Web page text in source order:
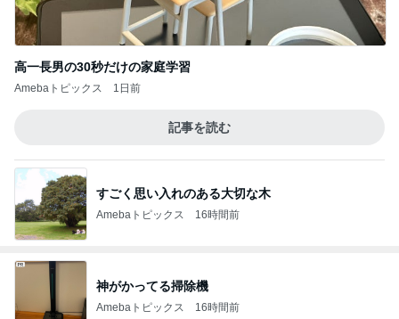
高一長男の30秒だけの家庭学習
Amebaトピックス 1日前
記事を読む
すごく思い入れのある大切な木
Amebaトピックス 16時間前
神がかってる掃除機
Amebaトピックス 16時間前